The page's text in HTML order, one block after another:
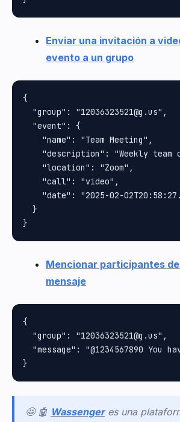
Enviar una invitación a
evento a un grupo
{
  "group": "12036323521@g.us",
  "event": {
    "name": "Team Meeting",
"description": "Weekly team
    "location": "Zoom",
    "call": "video",
"date": "2025-02-
  }
Mencionar participantes
mensaje
{
  "group": "12036323521@g.us",
"message": "@1234567890 You
🤩 🤖 Wassenger es una